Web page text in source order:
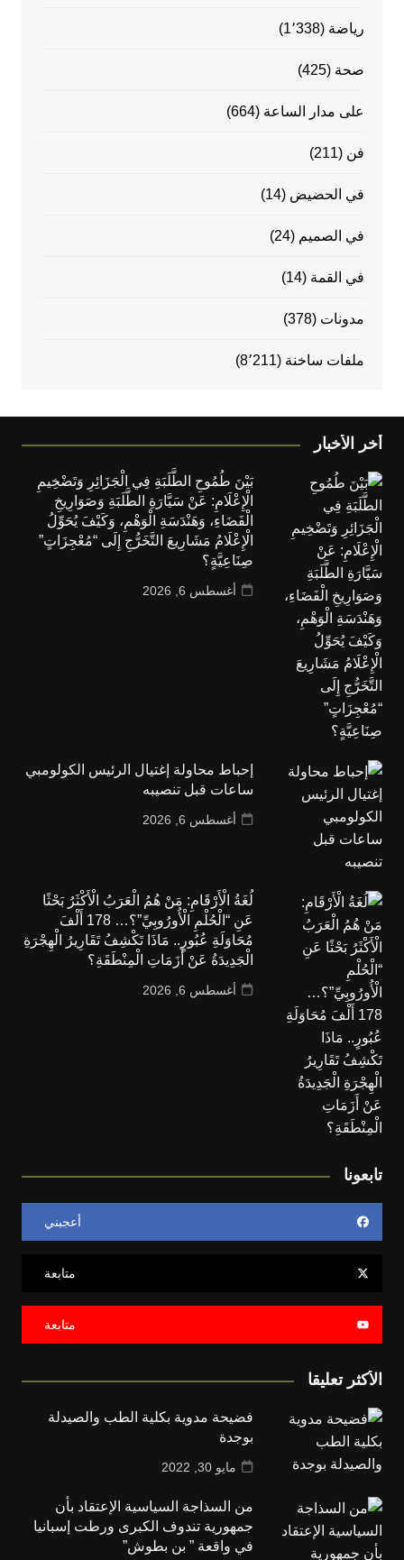
رياضة (1٬338)
صحة (425)
على مدار الساعة (664)
فن (211)
في الحضيض (14)
في الصميم (24)
في القمة (14)
مدونات (378)
ملفات ساخنة (8٬211)
أخر الأخبار
بَيْنَ طُمُوحِ الطَّلَبَةِ فِي الْجَزَائِرِ وَتَضْخِيمِ
الْإِعْلَامِ: عَنْ سَيَّارَةِ الطَّلَبَةِ وَصَوَارِيخِ
الْفَضَاءِ، وَهَنْدَسَةِ الْوَهْمِ، وَكَيْفَ يُحَوِّلُ
الْإِعْلَامُ مَشَارِيعَ التَّخَرُّجِ إِلَى “مُعْجِزَاتٍ”
صِنَاعِيَّةٍ؟
أغسطس 6, 2026
إحباط محاولة إغتيال الرئيس الكولومبي
ساعات قبل تنصيبه
أغسطس 6, 2026
لُغَةُ الْأَرْقَامِ: مَنْ هُمُ الْعَرَبُ الْأَكْثَرُ بَحْثًا
عَنِ “الْحُلْمِ الْأُورُوبِيِّ”؟… 178 أَلْفَ
مُحَاوَلَةِ عُبُورٍ.. مَاذَا تَكْشِفُ تَقَارِيرُ الْهِجْرَةِ
الْجَدِيدَةُ عَنْ أَزَمَاتِ الْمِنْطَقَةِ؟
أغسطس 6, 2026
تابعونا
أعجبني
متابعة
متابعة
الأكثر تعليقا
فضيحة مدوية بكلية الطب والصيدلة
بوجدة
مايو 30, 2022
من السذاجة السياسية الإعتقاد بأن
جمهورية تندوف الكبرى ورطت إسبانيا
في واقعة ” بن بطوش”